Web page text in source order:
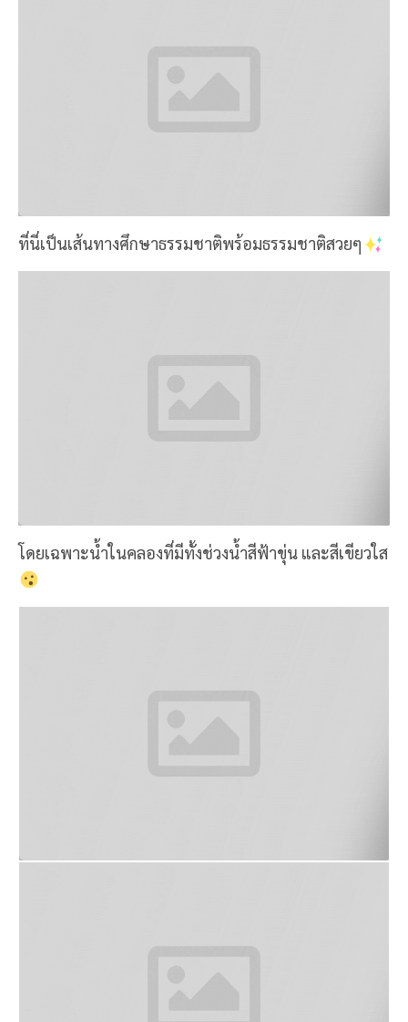
ที่นี่เป็นเส้นทางศึกษาธรรมชาติพร้อมธรรมชาติสวยๆ
โดยเฉพาะน้ำในคลองที่มีทั้งช่วงน้ำสีฟ้าขุ่น และสีเขียวใส